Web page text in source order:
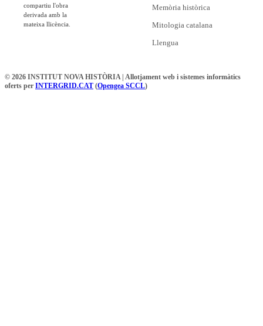
compartiu l'obra
derivada amb la
mateixa llicència.
Memòria històrica
Mitologia catalana
Llengua
© 2026 INSTITUT NOVA HISTÒRIA | Allotjament web i sistemes informàtics
oferts per INTERGRID.CAT (Opengea SCCL)